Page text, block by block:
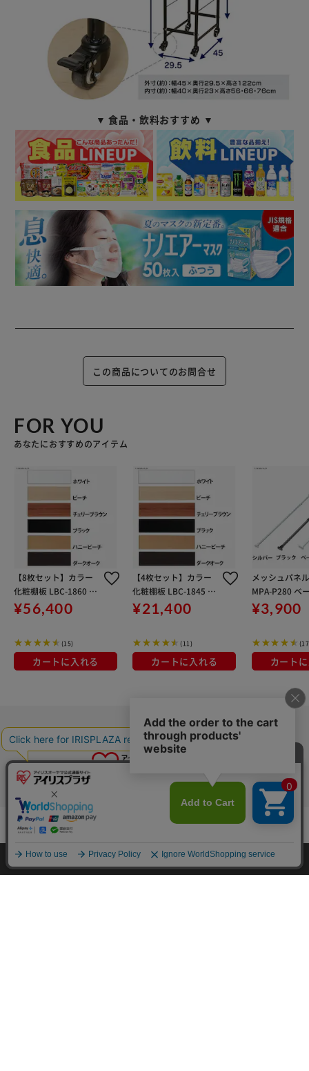
▼ 食品・飲料おすすめ ▼
この商品についてのお問合せ
FOR YOU
あなたにおすすめのアイテム
【8枚セット】カラー
化粧棚板 LBC-1860 ホ
ワイト 180×60cm
¥56,400
(15)
カートに入れる
【4枚セット】カラー
化粧棚板 LBC-1845 ホ
ワイト 180×45cm
¥21,400
(11)
カートに入れる
メッシュパネ
MPA-P280 ベ
¥3,900
カート
特定商取引法に基づく通信販売業者の表示
HOME 探す ログイン お気に入り お知らせ